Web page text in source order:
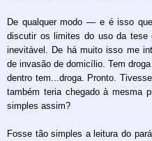
De qualquer modo — e é isso
discutir os limites do uso da tese
inevitável. De há muito isso me
de invasão de domicílio. Tem
dentro tem...droga. Pronto.
também teria chegado à mesma
simples assim?
Fosse tão simples a leitura do